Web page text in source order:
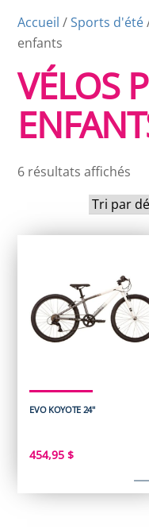
Accueil /Sports d'été
enfants
VÉLOS
6 résultats affichés
EVO KOYOTE 24"
454,95$